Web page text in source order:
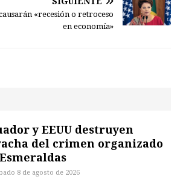
«recesión o retroceso
en economía»
y EEUU destruyen
del crimen organizado
8 de agosto de 2026